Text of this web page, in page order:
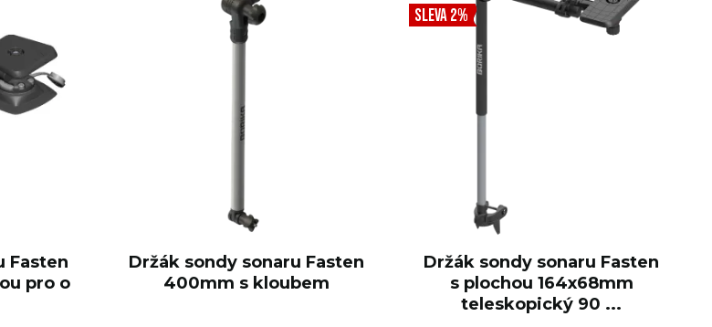
Fasten
pro o
Držák sondy sonaru Fasten
400mm s kloubem
SLEVA 2%
Držák sondy sonaru Fasten
s plochou 164x68mm
teleskopický 90 ...